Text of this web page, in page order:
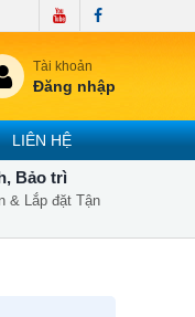
Tài khoản
Đăng nhập
LIÊN HỆ
Bảo trì
& Lắp đặt Tận